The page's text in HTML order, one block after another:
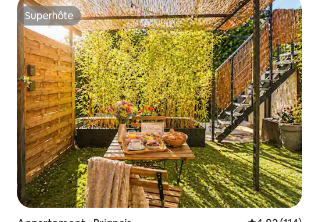
Superhôte
Superhôte